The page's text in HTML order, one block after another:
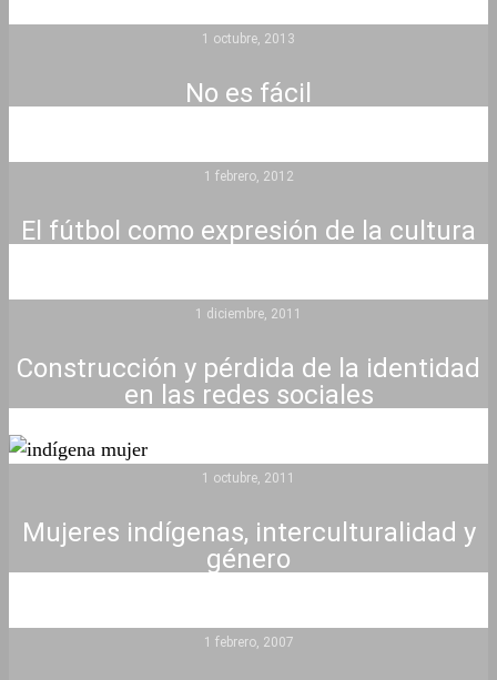
1 octubre, 2013
No es fácil
1 febrero, 2012
El fútbol como expresión de la cultura
1 diciembre, 2011
Construcción y pérdida de la identidad
en las redes sociales
1 octubre, 2011
Mujeres indígenas, interculturalidad y
género
1 febrero, 2007